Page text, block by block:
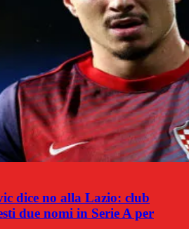
dice no alla Lazio: club
due nomi in Serie A per